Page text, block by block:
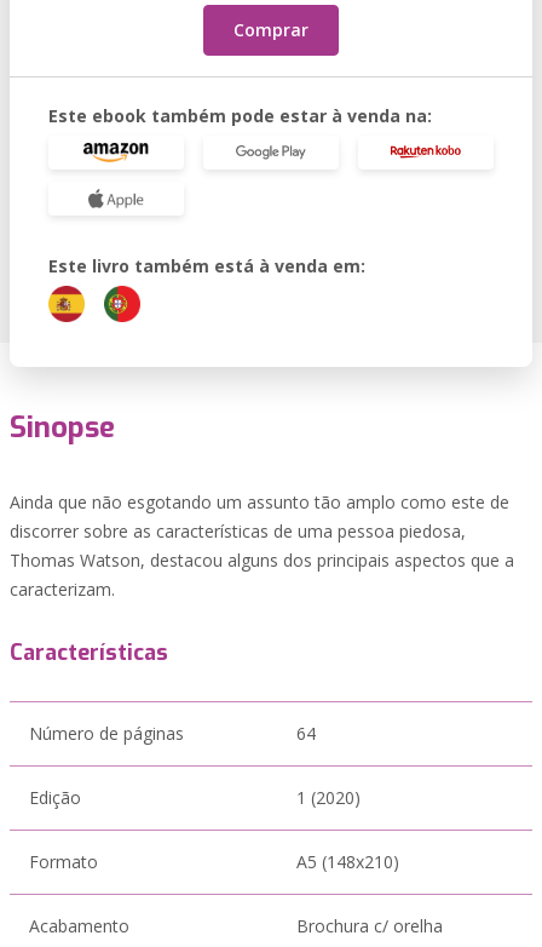
Comprar
Este ebook também pode estar à venda na:
Este livro também está à venda em:
Sinopse
Ainda que não esgotando um assunto tão amplo como este de
discorrer sobre as características de uma pessoa piedosa,
Thomas Watson, destacou alguns dos principais aspectos que a
caracterizam.
Características
Número de páginas 64
Edição 1 (2020)
Formato A5 (148x210)
Acabamento Brochura c/ orelha